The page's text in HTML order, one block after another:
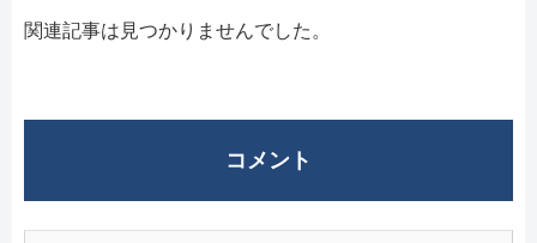
関連記事は見つかりませんでした。
コメント